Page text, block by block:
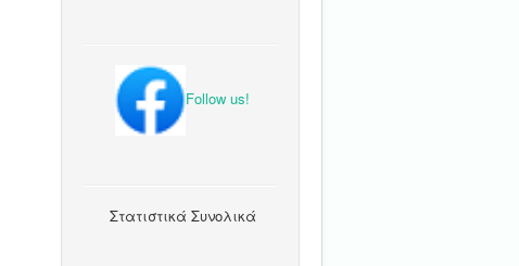
Follow us!
Στατιστικά Συνολικά